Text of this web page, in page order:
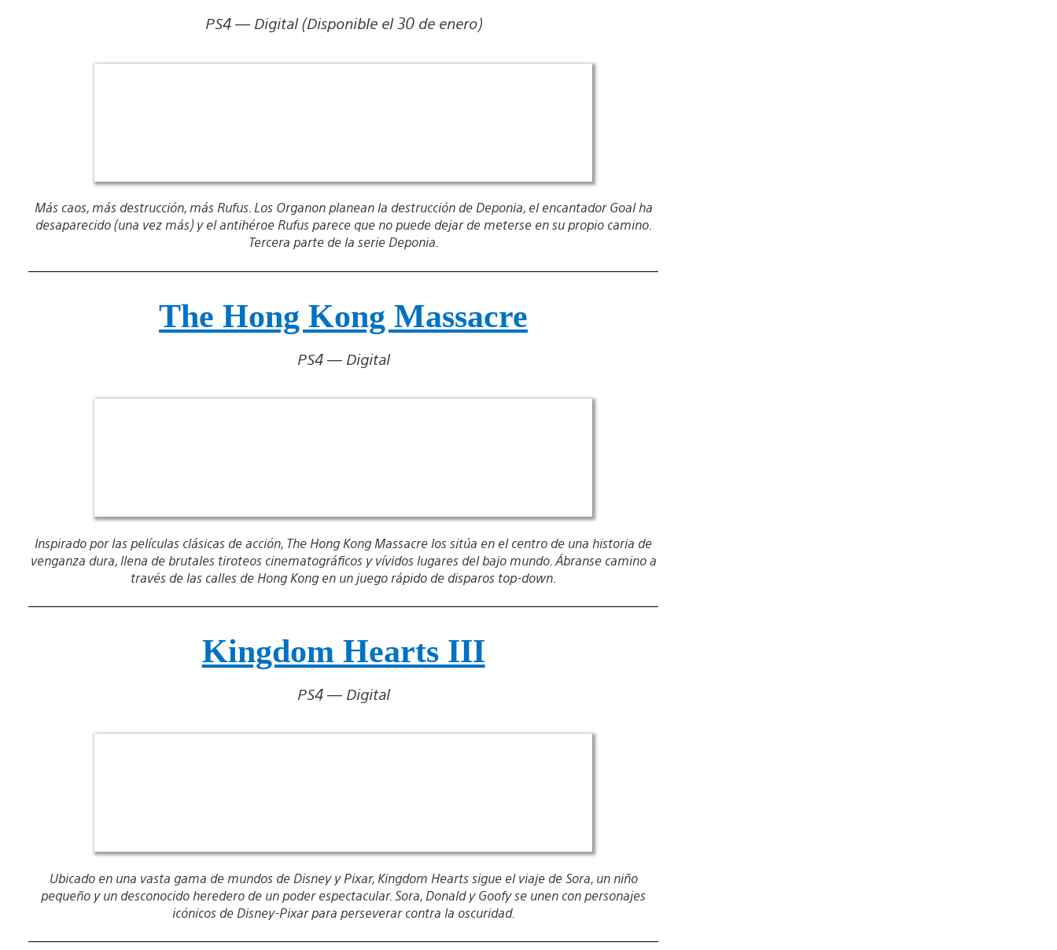
PS4 — Digital (Disponible el 30 de enero)
Más caos, más destrucción, más Rufus. Los Organon planean la destrucción de Deponia, el encantador Goal ha
desaparecido (una vez más) y el antihéroe Rufus parece que no puede dejar de meterse en su propio camino.
Tercera parte de la serie Deponia.
The Hong Kong Massacre
PS4 — Digital
Inspirado por las películas clásicas de acción, The Hong Kong Massacre los sitúa en el centro de una historia de
venganza dura, llena de brutales tiroteos cinematográficos y vívidos lugares del bajo mundo. Ábranse camino a
través de las calles de Hong Kong en un juego rápido de disparos top-down.
Kingdom Hearts III
PS4 — Digital
Ubicado en una vasta gama de mundos de Disney y Pixar, Kingdom Hearts sigue el viaje de Sora, un niño
pequeño y un desconocido heredero de un poder espectacular. Sora, Donald y Goofy se unen con personajes
icónicos de Disney-Pixar para perseverar contra la oscuridad.